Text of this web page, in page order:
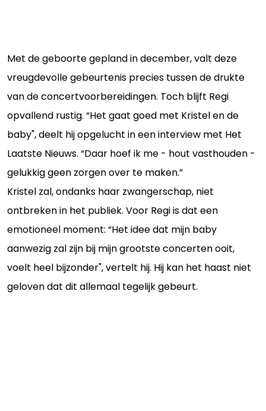
Met de geboorte gepland in december, valt deze
vreugdevolle gebeurtenis precies tussen de drukte
van de concertvoorbereidingen. Toch blijft Regi
opvallend rustig. “Het gaat goed met Kristel en de
baby", deelt hij opgelucht in een interview met Het
Laatste Nieuws. “Daar hoef ik me - hout vasthouden -
gelukkig geen zorgen over te maken.”
Kristel zal, ondanks haar zwangerschap, niet
ontbreken in het publiek. Voor Regi is dat een
emotioneel moment: “Het idee dat mijn baby
aanwezig zal zijn bij mijn grootste concerten ooit,
voelt heel bijzonder", vertelt hij. Hij kan het haast niet
geloven dat dit allemaal tegelijk gebeurt.